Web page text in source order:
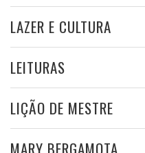
LAZER E CULTURA
LEITURAS
LIÇÃO DE MESTRE
MARY BERGAMOTA